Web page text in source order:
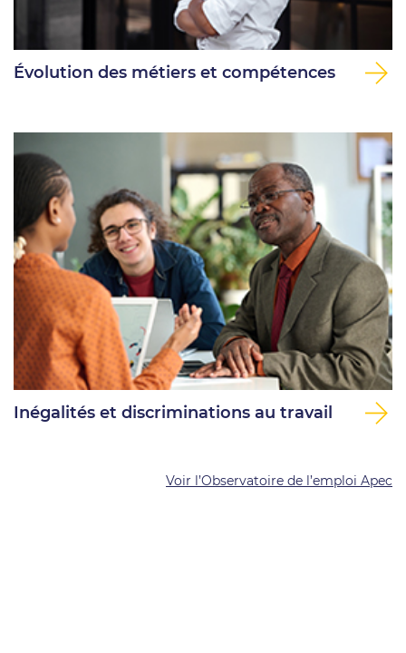
Évolution des métiers et compétences
Inégalités et discriminations au travail
Voir l’Observatoire de l’emploi Apec